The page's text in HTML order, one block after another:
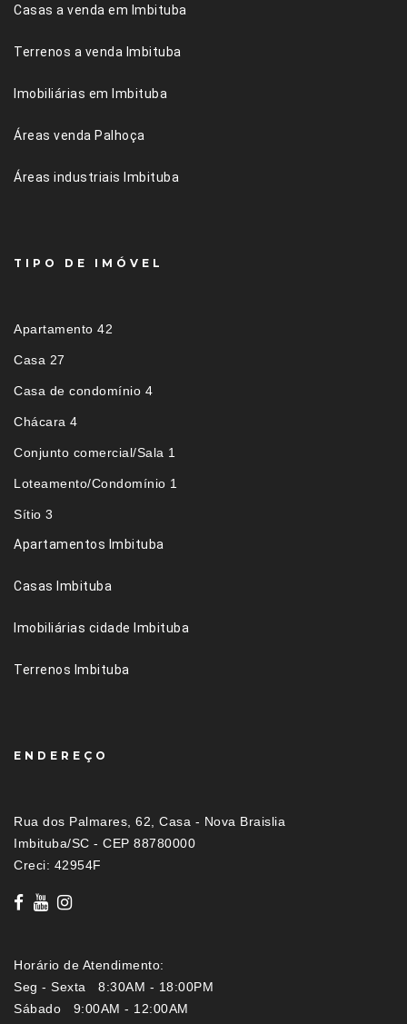
Casas a venda em Imbituba
Terrenos a venda Imbituba
Imobiliárias em Imbituba
Áreas venda Palhoça
Áreas industriais Imbituba
TIPO DE IMÓVEL
Apartamento 42
Casa 27
Casa de condomínio 4
Chácara 4
Conjunto comercial/Sala 1
Loteamento/Condomínio 1
Sítio 3
Apartamentos Imbituba
Casas Imbituba
Imobiliárias cidade Imbituba
Terrenos Imbituba
ENDEREÇO
Rua dos Palmares, 62, Casa - Nova Braislia
Imbituba/SC - CEP 88780000
Creci: 42954F
Horário de Atendimento:
Seg - Sexta 8:30AM - 18:00PM
Sábado 9:00AM - 12:00AM